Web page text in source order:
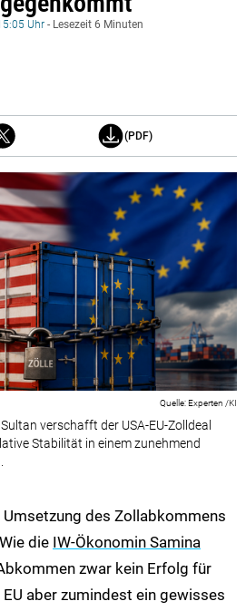
Uhr - Lesezeit 6 Minuten
(PDF)
verschafft der USA-EU-Zolldeal
Stabilität in einem zunehmend
Experten /KI
Umsetzung des Zollabkommens
die IW-Ökonomin Samina
zwar kein Erfolg für
aber zumindest ein gewisses